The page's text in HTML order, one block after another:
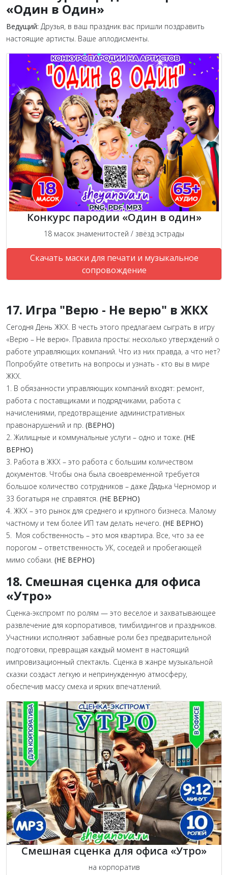
«Один в Один»
Ведущий: Друзья, в ваш праздник вас пришли поздравить
настоящие артисты. Ваше аплодисменты.
Конкурс пародии «Один в один»
18 масок знаменитостей / звёзд эстрады
Скачать маски для печати и музыкальное
сопровождение
17. Игра "Верю - Не верю" в ЖКХ
Сегодня День ЖКХ. В честь этого предлагаем сыграть в игру
«Верю – Не верю». Правила просты: несколько утверждений о
работе управляющих компаний. Что из них правда, а что нет?
Попробуйте ответить на вопросы и узнать - кто вы в мире
ЖКХ.
1. В обязанности управляющих компаний входят: ремонт,
работа с поставщиками и подрядчиками, работа с
начислениями, предотвращение административных
правонарушений и пр. (ВЕРНО)
2. Жилищные и коммунальные услуги – одно и тоже. (НЕ
ВЕРНО)
3. Работа в ЖКХ – это работа с большим количеством
документов. Чтобы она была своевременной требуется
большое количество сотрудников – даже Дядька Черномор и
33 богатыря не справятся. (НЕ ВЕРНО)
4. ЖКХ – это рынок для среднего и крупного бизнеса. Малому
частному и тем более ИП там делать нечего. (НЕ ВЕРНО)
5. Моя собственность – это моя квартира. Все, что за ее
порогом – ответственность УК, соседей и пробегающей
мимо собаки. (НЕ ВЕРНО)
18. Смешная сценка для офиса
«Утро»
Сценка-экспромт по ролям — это веселое и захватывающее
развлечение для корпоративов, тимбилдингов и праздников.
Участники исполняют забавные роли без предварительной
подготовки, превращая каждый момент в настоящий
импровизационный спектакль. Сценка в жанре музыкальной
сказки создаст легкую и непринужденную атмосферу,
обеспечив массу смеха и ярких впечатлений.
Смешная сценка для офиса «Утро»
на корпоратив